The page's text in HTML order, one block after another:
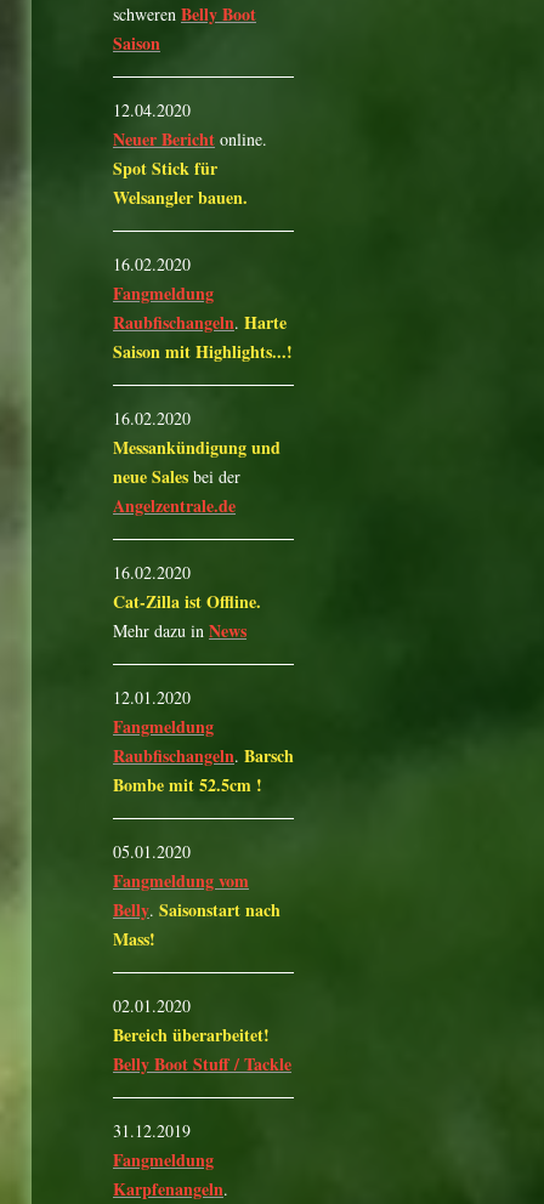
schweren Belly Boot
Saison
12.04.2020
Neuer Bericht online.
Spot Stick für
Welsangler bauen.
16.02.2020
Fangmeldung
Raubfischangeln. Harte
Saison mit Highlights...!
16.02.2020
Messankündigung und
neue Sales bei der
Angelzentrale.de
16.02.2020
Cat-Zilla ist Offline.
Mehr dazu in News
12.01.2020
Fangmeldung
Raubfischangeln. Barsch
Bombe mit 52.5cm !
05.01.2020
Fangmeldung vom
Belly. Saisonstart nach
Mass!
02.01.2020
Bereich überarbeitet!
Belly Boot Stuff / Tackle
31.12.2019
Fangmeldung
Karpfenangeln.